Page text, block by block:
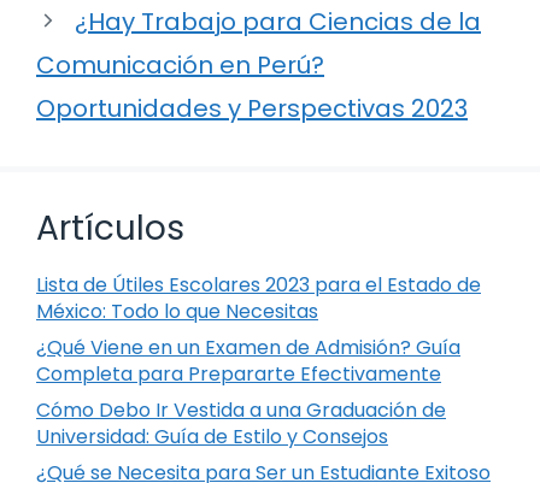
¿Hay Trabajo para Ciencias de la
Comunicación en Perú?
Oportunidades y Perspectivas 2023
Artículos
Lista de Útiles Escolares 2023 para el Estado de
México: Todo lo que Necesitas
¿Qué Viene en un Examen de Admisión? Guía
Completa para Prepararte Efectivamente
Cómo Debo Ir Vestida a una Graduación de
Universidad: Guía de Estilo y Consejos
¿Qué se Necesita para Ser un Estudiante Exitoso